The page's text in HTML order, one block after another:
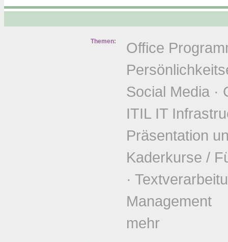
Themen:
Office
Social Media ·
ITIL IT
Präsentation
Kaderkurse /
·
Management
mehr